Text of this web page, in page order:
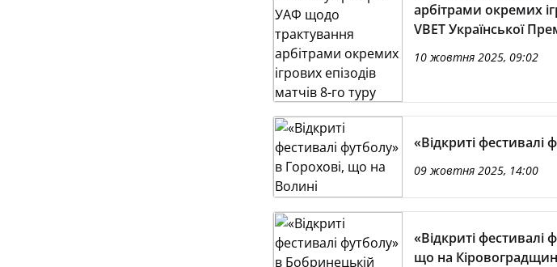
арбітрами окремих
VBET Української
10 жовтня 2025, 09:02
«Відкриті фестивалі
09 жовтня 2025, 14:00
«Відкриті фестивалі
що на